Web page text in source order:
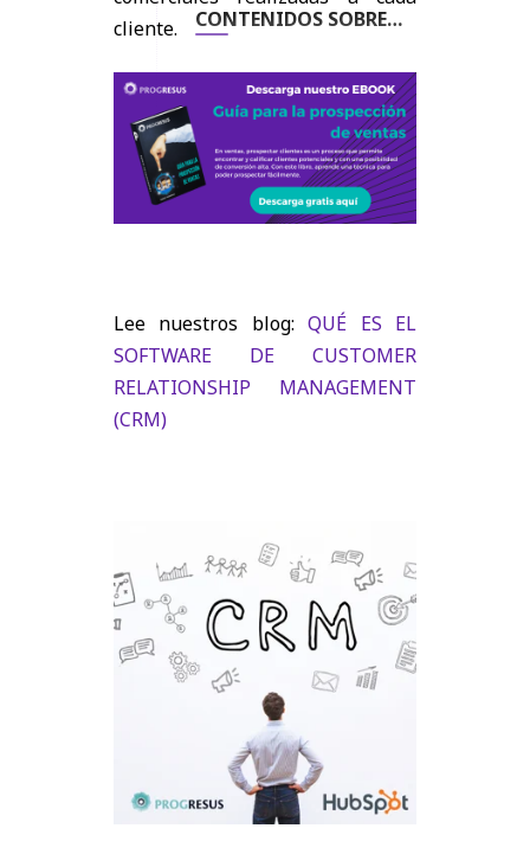
cliente.
Lee nuestros blog:QUÉ ES EL
SOFTWARE DE CUSTOMER
RELATIONSHIP MANAGEMENT
(CRM)
CONTENIDOS SOBRE